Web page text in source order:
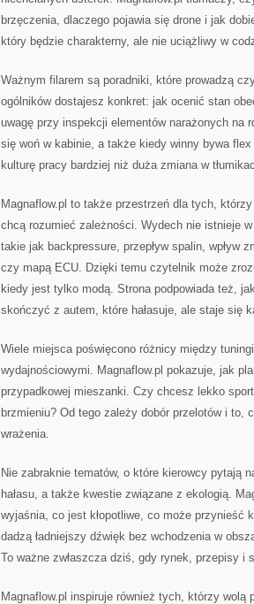
brzęczenia, dlaczego pojawia się drone i jak
który będzie charakterny, ale nie uciążliwy w
Ważnym filarem są poradniki, które prowadzą
ogólników dostajesz konkret: jak ocenić stan
uwagę przy inspekcji elementów narażonych na
się woń w kabinie, a także kiedy winny bywa
kulturę pracy bardziej niż duża zmiana w
Magnaflow.pl to także przestrzeń dla tych,
chcą rozumieć zależności. Wydech nie istnieje
takie jak backpressure, przepływ spalin, wpływ
czy mapą ECU. Dzięki temu czytelnik może
kiedy jest tylko modą. Strona podpowiada też,
skończyć z autem, które hałasuje, ale staje się
Wiele miejsca poświęcono różnicy między
wydajnościowymi. Magnaflow.pl pokazuje, jak
przypadkowej mieszanki. Czy chcesz lekko
brzmieniu? Od tego zależy dobór przelotów i
wrażenia.
Nie zabraknie tematów, o które kierowcy pytają
hałasu, a także kwestie związane z ekologią.
wyjaśnia, co jest kłopotliwe, co może przynieść
dadzą ładniejszy dźwięk bez wchodzenia w
To ważne zwłaszcza dziś, gdy rynek, przepisy i
Magnaflow.pl inspiruje również tych, którzy wolą